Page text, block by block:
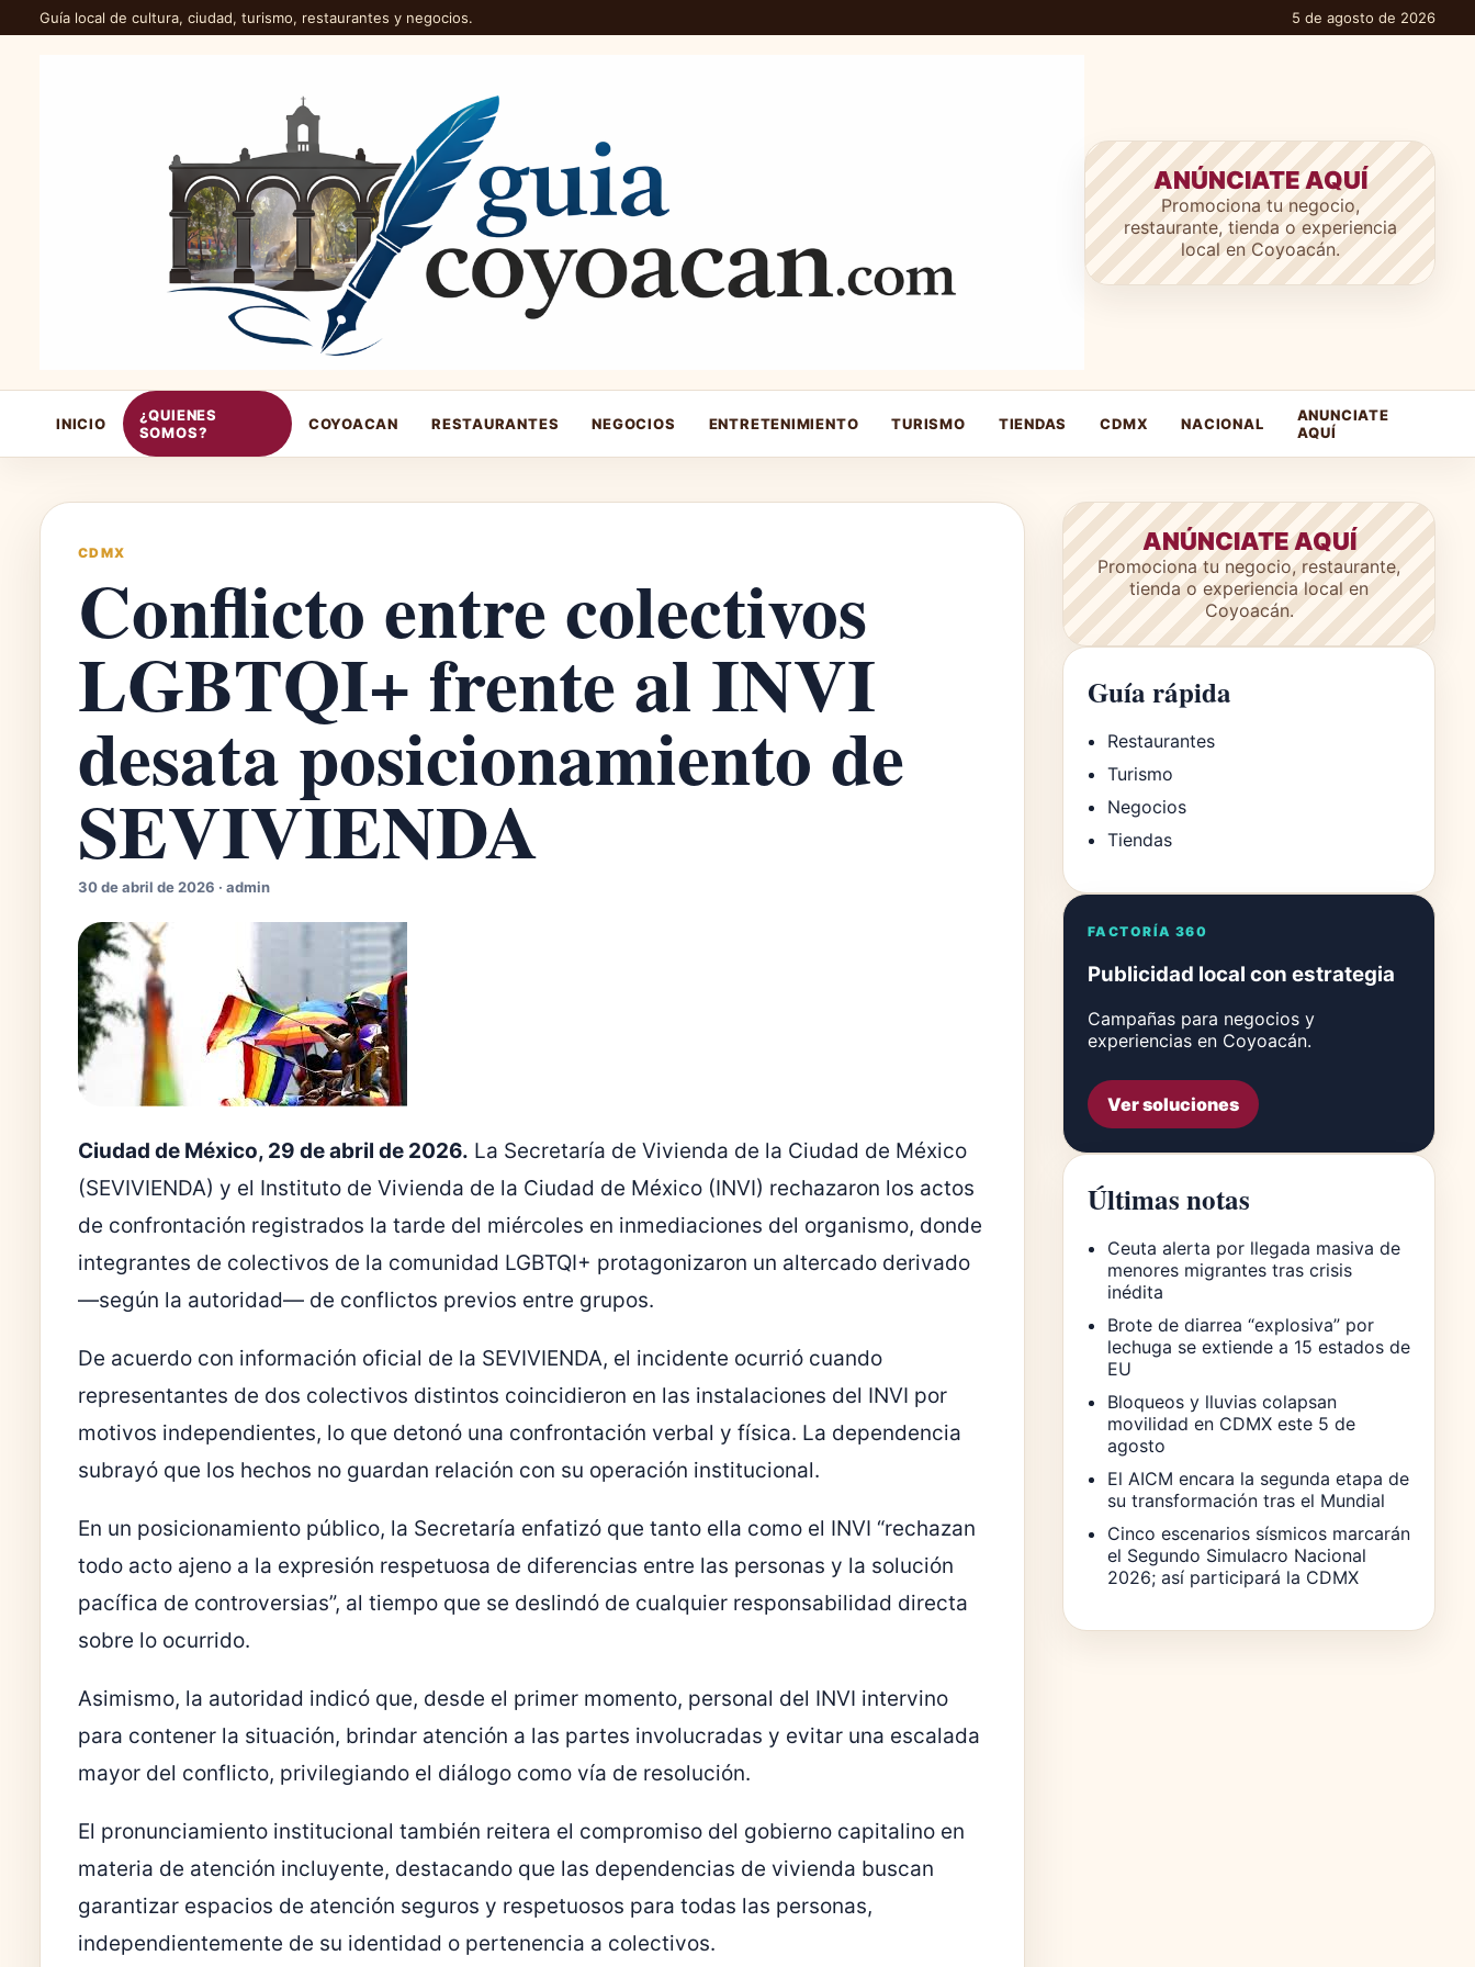
Guía local de cultura, ciudad, turismo, restaurantes y negocios. 5 de agosto de 2026
ANÚNCIATE AQUÍ
Promociona tu negocio,
restaurante, tienda o experiencia
local en Coyoacán.
INICIO
¿QUIENES
SOMOS?
COYOACAN RESTAURANTES NEGOCIOS ENTRETENIMIENTO TURISMO TIENDAS CDMX NACIONAL
ANUNCIATE
AQUÍ
CDMX
Conflicto entre colectivos
LGBTQI+ frente al INVI
desata posicionamiento de
SEVIVIENDA
30 de abril de 2026 · admin
Ciudad de México, 29 de abril de 2026. La Secretaría de Vivienda de la Ciudad de México
(SEVIVIENDA) y el Instituto de Vivienda de la Ciudad de México (INVI) rechazaron los actos
de confrontación registrados la tarde del miércoles en inmediaciones del organismo, donde
integrantes de colectivos de la comunidad LGBTQI+ protagonizaron un altercado derivado
—según la autoridad— de conflictos previos entre grupos.
De acuerdo con información oficial de la SEVIVIENDA, el incidente ocurrió cuando
representantes de dos colectivos distintos coincidieron en las instalaciones del INVI por
motivos independientes, lo que detonó una confrontación verbal y física. La dependencia
subrayó que los hechos no guardan relación con su operación institucional.
En un posicionamiento público, la Secretaría enfatizó que tanto ella como el INVI “rechazan
todo acto ajeno a la expresión respetuosa de diferencias entre las personas y la solución
pacífica de controversias”, al tiempo que se deslindó de cualquier responsabilidad directa
sobre lo ocurrido.
Asimismo, la autoridad indicó que, desde el primer momento, personal del INVI intervino
para contener la situación, brindar atención a las partes involucradas y evitar una escalada
mayor del conflicto, privilegiando el diálogo como vía de resolución.
El pronunciamiento institucional también reitera el compromiso del gobierno capitalino en
materia de atención incluyente, destacando que las dependencias de vivienda buscan
garantizar espacios de atención seguros y respetuosos para todas las personas,
independientemente de su identidad o pertenencia a colectivos.
ANÚNCIATE AQUÍ
Promociona tu negocio, restaurante,
tienda o experiencia local en
Coyoacán.
Guía rápida
Restaurantes
Turismo
Negocios
Tiendas
FACTORÍA 360
Publicidad local con estrategia
Campañas para negocios y
experiencias en Coyoacán.
Ver soluciones
Últimas notas
Ceuta alerta por llegada masiva de
menores migrantes tras crisis
inédita
Brote de diarrea “explosiva” por
lechuga se extiende a 15 estados de
EU
Bloqueos y lluvias colapsan
movilidad en CDMX este 5 de
agosto
El AICM encara la segunda etapa de
su transformación tras el Mundial
Cinco escenarios sísmicos marcarán
el Segundo Simulacro Nacional
2026; así participará la CDMX